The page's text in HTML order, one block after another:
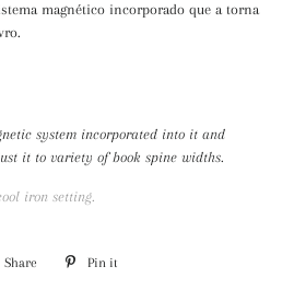
magnético incorporado que a torna
system incorporated into it and
it to variety of book spine widths.
iron setting.
Share Share Pin it